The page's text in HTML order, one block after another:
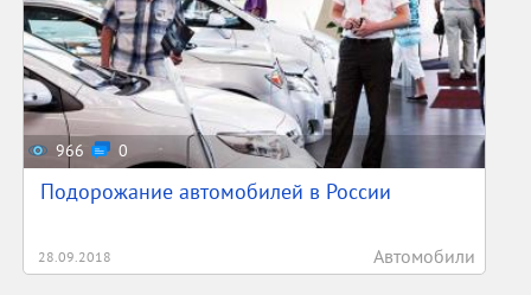
966 0
Подорожание автомобилей в России
28.09.2018 Автомобили